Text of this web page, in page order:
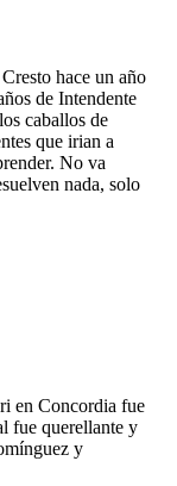
hace un año
de Intendente
caballos de
que irian a
No va
nada, solo
en Concordia fue
fue querellante y
y